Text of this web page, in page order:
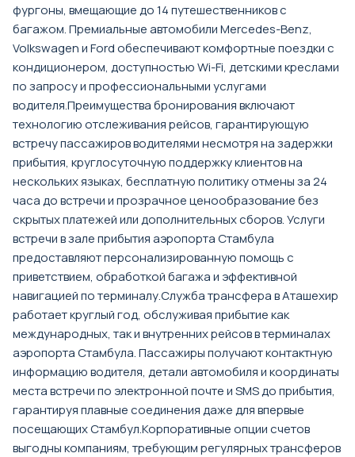
фургоны, вмещающие до 14 путешественников с
багажом. Премиальные автомобили Mercedes-Benz,
Volkswagen и Ford обеспечивают комфортные поездки с
кондиционером, доступностью Wi-Fi, детскими креслами
по запросу и профессиональными услугами
водителя.Преимущества бронирования включают
технологию отслеживания рейсов, гарантирующую
встречу пассажиров водителями несмотря на задержки
прибытия, круглосуточную поддержку клиентов на
нескольких языках, бесплатную политику отмены за 24
часа до встречи и прозрачное ценообразование без
скрытых платежей или дополнительных сборов. Услуги
встречи в зале прибытия аэропорта Стамбула
предоставляют персонализированную помощь с
приветствием, обработкой багажа и эффективной
навигацией по терминалу.Служба трансфера в Аташехир
работает круглый год, обслуживая прибытие как
международных, так и внутренних рейсов в терминалах
аэропорта Стамбула. Пассажиры получают контактную
информацию водителя, детали автомобиля и координаты
места встречи по электронной почте и SMS до прибытия,
гарантируя плавные соединения даже для впервые
посещающих Стамбул.Корпоративные опции счетов
выгодны компаниям, требующим регулярных трансферов